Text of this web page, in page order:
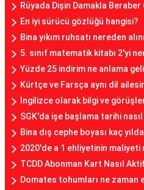
Rüyada Dişin Damakla Beraber
En iyi sürücü gözlüğü hangisi?
Bina yıkım ruhsatı nereden
5. sınıf matematik kitabı 2'yi
Yüzde 25 indirim ne anlama
Kürtçe ve Farsça aynı dil
İngilizce olarak bilgi ve
SGK'da işe başlama tarihi
Bina dış cephe boyası kaç
2020'de a 1 ehliyetinin maliyeti
TCDD Abonman Kart Nasıl
Domates tohumları ne zaman